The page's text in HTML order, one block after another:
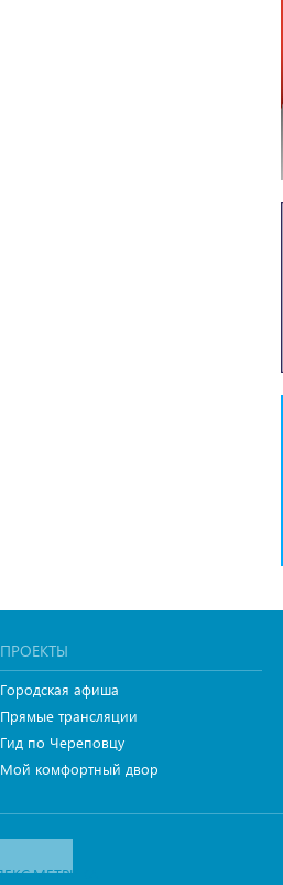
ПРОЕКТЫ
Городская афиша
Прямые трансляции
Гид по Череповцу
Мой комфортный двор